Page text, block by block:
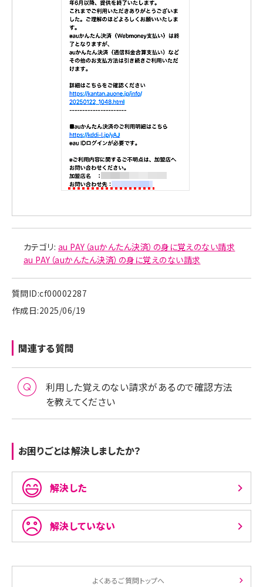
カテゴリ: au PAY（auかんたん決済）の身に覚えのない請求
au PAY（auかんたん決済）の身に覚えのない請求
質問ID:cf00002287
作成日:2025/06/19
関連する質問
利用した覚えのない請求があるので確認方法
を教えてください
お困りごとは解決しましたか？
解決した
解決していない
よくあるご質問トップへ